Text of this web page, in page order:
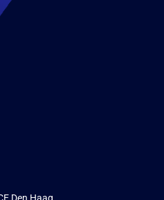
Den Haag